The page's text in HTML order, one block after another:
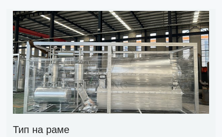
Тип на раме